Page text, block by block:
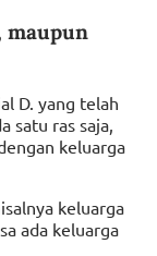
maupun
D. yang telah
satu ras saja,
keluarga
keluarga
ada keluarga